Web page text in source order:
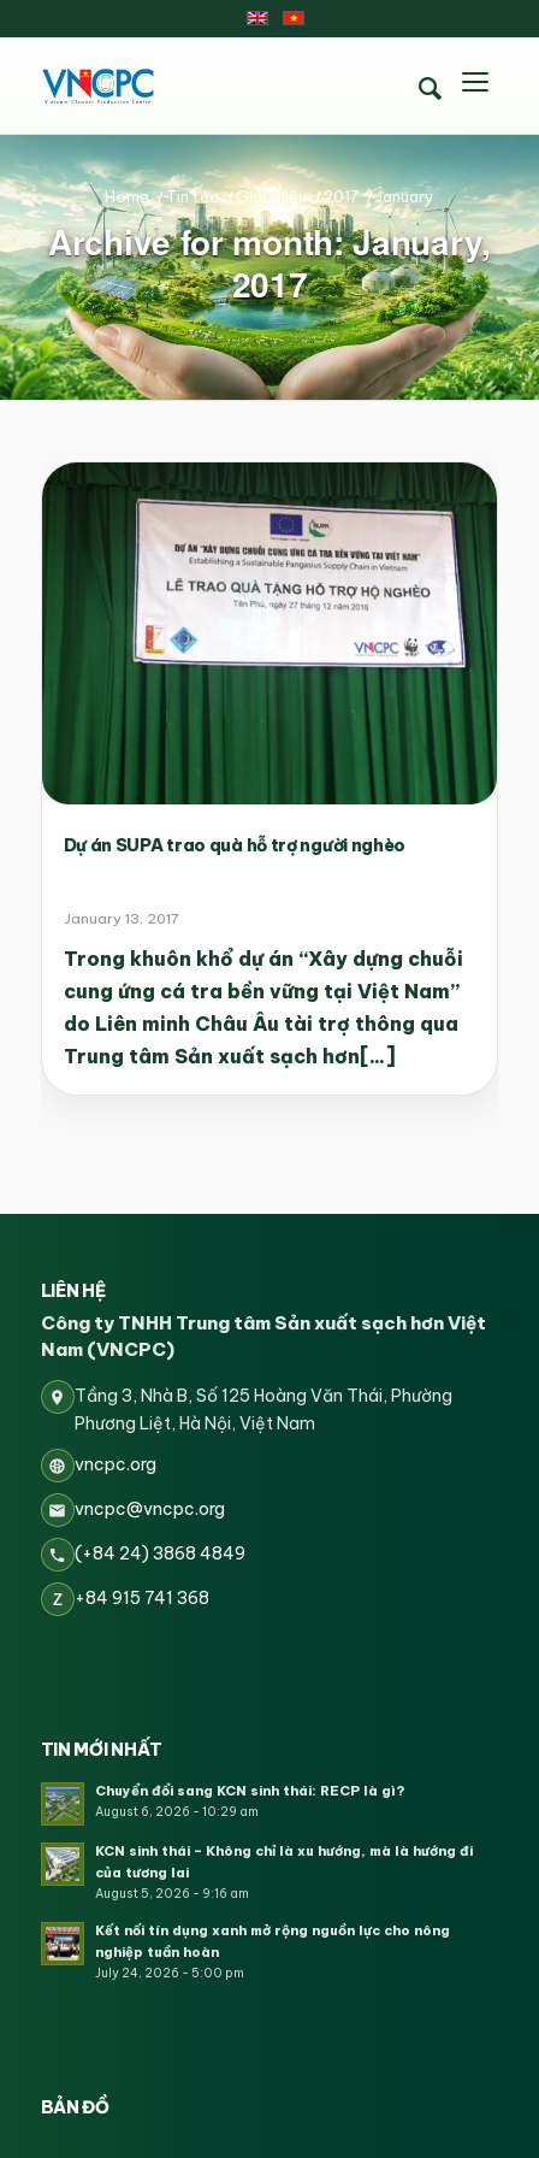
Archive for month: January,
2017
Home /Tin tức /Giới thiệu /2017 /January
Dự án SUPA trao quà hỗ trợ người nghèo
January 13, 2017
Trong khuôn khổ dự án “Xây dựng chuỗi
cung ứng cá tra bền vững tại Việt Nam”
do Liên minh Châu Âu tài trợ thông qua
Trung tâm Sản xuất sạch hơn[...]
LIÊN HỆ
Công ty TNHH Trung tâm Sản xuất sạch hơn Việt
Nam (VNCPC)
Tầng 3, Nhà B, Số 125 Hoàng Văn Thái, Phường
Phương Liệt, Hà Nội, Việt Nam
vncpc.org
vncpc@vncpc.org
(+84 24) 3868 4849
Z +84 915 741 368
TIN MỚI NHẤT
Chuyển đổi sang KCN sinh thái: RECP là gì?
August 6, 2026 - 10:29 am
KCN sinh thái – Không chỉ là xu hướng, mà là hướng đi
của tương lai
August 5, 2026 - 9:16 am
Kết nối tín dụng xanh mở rộng nguồn lực cho nông
nghiệp tuần hoàn
July 24, 2026 - 5:00 pm
BẢN ĐỒ